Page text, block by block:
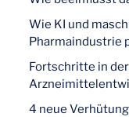
Wie KI und
Pharmaindustrie
Fortschritte in
4 neue